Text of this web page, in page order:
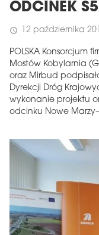
ODCINEK S5
schedule 12 października
POLSKA Konsorcjum
Mostów Kobylarnia
oraz Mirbud
Dyrekcji Dróg
wykonanie projektu
odcinku Nowe